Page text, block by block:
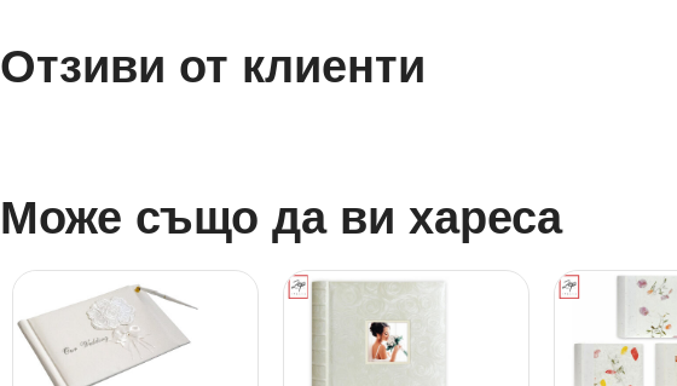
Отзиви от клиенти
Може също да ви хареса